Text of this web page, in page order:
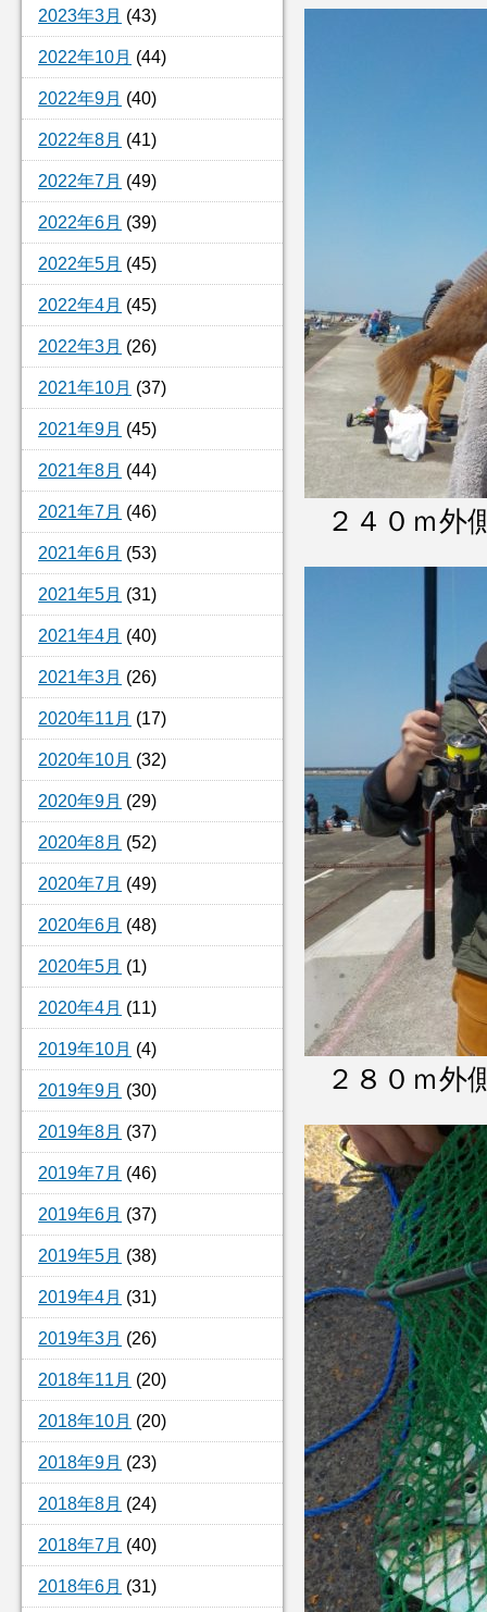
2023年3月 (43)
2022年10月 (44)
2022年9月 (40)
2022年8月 (41)
2022年7月 (49)
2022年6月 (39)
2022年5月 (45)
2022年4月 (45)
2022年3月 (26)
2021年10月 (37)
2021年9月 (45)
2021年8月 (44)
2021年7月 (46)
2021年6月 (53)
2021年5月 (31)
2021年4月 (40)
2021年3月 (26)
2020年11月 (17)
2020年10月 (32)
2020年9月 (29)
2020年8月 (52)
2020年7月 (49)
2020年6月 (48)
2020年5月 (1)
2020年4月 (11)
2019年10月 (4)
2019年9月 (30)
2019年8月 (37)
2019年7月 (46)
2019年6月 (37)
2019年5月 (38)
2019年4月 (31)
2019年3月 (26)
2018年11月 (20)
2018年10月 (20)
2018年9月 (23)
2018年8月 (24)
2018年7月 (40)
2018年6月 (31)
２４０ｍ
２８０ｍ